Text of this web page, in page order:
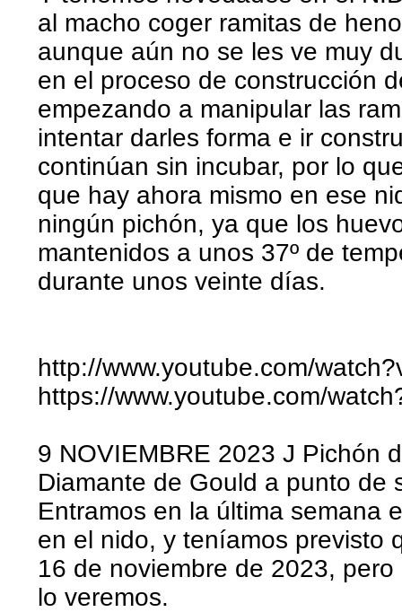
al macho coger ramitas de
aunque aún no se les ve muy
en el proceso de construcción
empezando a manipular las
intentar darles forma e ir
continúan sin incubar, por lo
que hay ahora mismo en ese
ningún pichón, ya que los
mantenidos a unos 37º de
durante unos veinte días.
http://www.youtube.com/
https://www.youtube.com/
9 NOVIEMBRE 2023 J Pichón
Diamante de Gould a punto de
Entramos en la última semana
en el nido, y teníamos previsto
16 de noviembre de 2023,
lo veremos.